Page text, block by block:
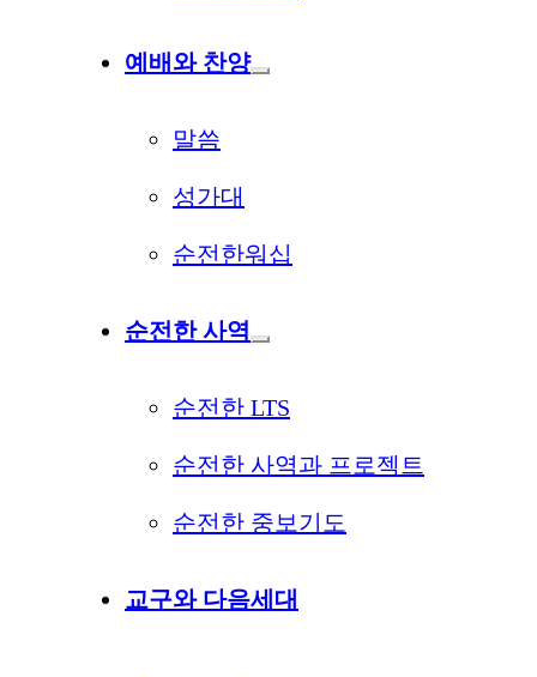
예배와 찬양
말씀
성가대
순전한워십
순전한 사역
순전한 LTS
순전한 사역과 프로젝트
순전한 중보기도
교구와 다음세대